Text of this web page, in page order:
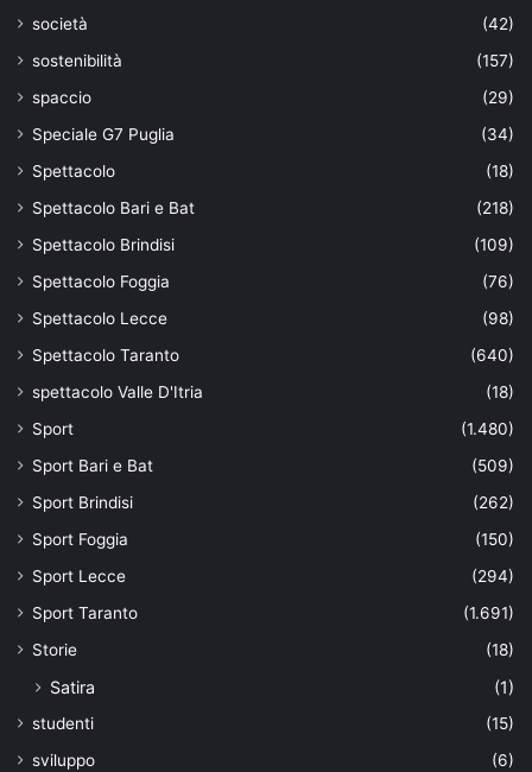
società
(42)
sostenibilità
(157)
spaccio
(29)
Speciale G7 Puglia
(34)
Spettacolo
(18)
Spettacolo Bari e Bat
(218)
Spettacolo Brindisi
(109)
Spettacolo Foggia
(76)
Spettacolo Lecce
(98)
Spettacolo Taranto
(640)
spettacolo Valle D'Itria
(18)
Sport
(1.480)
Sport Bari e Bat
(509)
Sport Brindisi
(262)
Sport Foggia
(150)
Sport Lecce
(294)
Sport Taranto
(1.691)
Storie
(18)
Satira (1)
studenti
(15)
sviluppo
(6)